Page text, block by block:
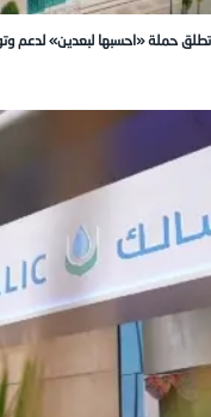
حملة «احسبها لبعدين» لدعم